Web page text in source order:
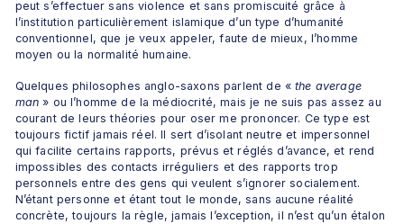
peut s’effectuer sans violence et sans promiscuité grâce à
l’institution particulièrement islamique d’un type d’humanité
conventionnel, que je veux appeler, faute de mieux, l’homme
moyen ou la normalité humaine.
Quelques philosophes anglo-saxons parlent de « the average
man » ou l’homme de la médiocrité, mais je ne suis pas assez au
courant de leurs théories pour oser me prononcer. Ce type est
toujours fictif jamais réel. Il sert d’isolant neutre et impersonnel
qui facilite certains rapports, prévus et réglés d’avance, et rend
impossibles des contacts irréguliers et des rapports trop
personnels entre des gens qui veulent s’ignorer socialement.
N’étant personne et étant tout le monde, sans aucune réalité
concrète, toujours la règle, jamais l’exception, il n’est qu’un étalon